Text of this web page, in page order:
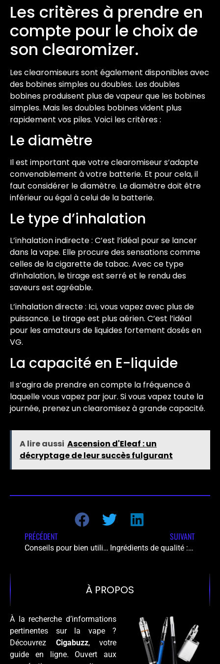
Les critères à prendre en
compte pour le choix de
son clearomizer.
Les clearomiseurs sont également disponibles avec
des bobines simples ou doubles. Les doubles
bobines produisent plus de vapeur que les bobines
simples. Mais les doubles bobines vident plus
rapidement vos piles. Voici les critères :
Le diamètre
Il est important que votre clearomiseur s’adapte
convenablement à votre batterie. Et pour cela, il
faut considérer le diamètre. Le diamètre doit être
inférieur ou égal à celui de la batterie.
Le type d’inhalation
L’inhalation indirecte : C’est l’idéal pour se lancer
dans la vape. Elle procure des sensations comme
celles de la cigarette de tabac. Avec ce type
d’inhalation, le tirage est serré et le rendu des
saveurs est agréable.
L’inhalation directe : Ici, vous vapez avec plus de
puissance. Le tirage est plus aérien. C’est l’idéal
pour les amateurs de liquides fortement dosés en
VG.
La capacité en E-liquide
Il s’agira de prendre en compte la fréquence à
laquelle vous vapez par jour. Si vous vapez toute la
journée, prenez un clearomisez à grande capacité.
A lire aussi Ascension d'Eleaf : un
décryptage de leur succès fulgurant
PRÉCÉDENT
Conseils pour bien utiliser votre e-cigarette
SUIVANT
Ingrédients de qualité : 3 secrets des e-liquides bonbon irrésistibles
À PROPOS
À la recherche d’informations
pertinentes sur la vape ?
Découvrez Cigabuzz, votre
guide en ligne. Ouvert aux